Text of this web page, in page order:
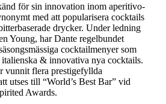
för sin innovation inom aperitivo-
med att popularisera cocktails
drycker. Under ledning
Young, har Dante regelbundet
cocktailmenyer som
& innovativa nya cocktails.
vunnit flera prestigefyllda
utses till “World’s Best Bar” vid
Awards.